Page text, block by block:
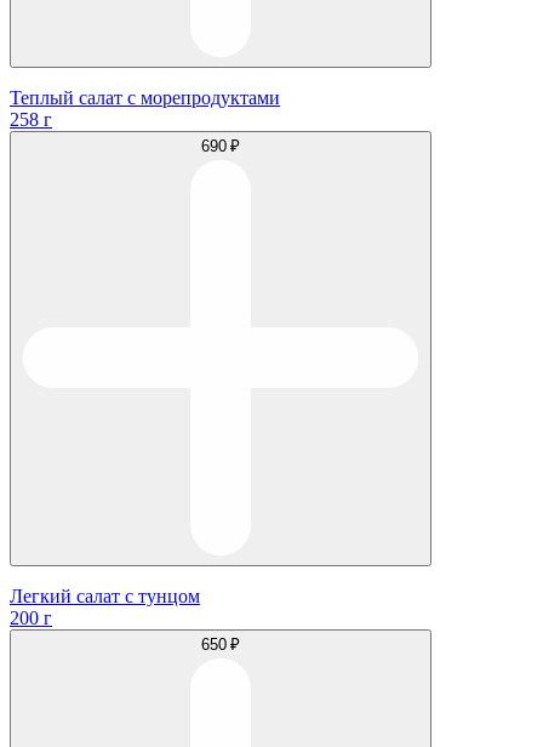
Теплый салат с морепродуктами
258 г
690 ₽
Легкий салат с тунцом
200 г
650 ₽